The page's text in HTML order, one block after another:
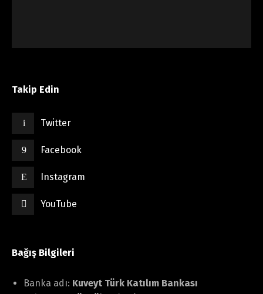
Takip Edin
Twitter
Facebook
Instagram
YouTube
Bağış Bilgileri
Banka adı: Kuveyt Türk Katılım Bankası